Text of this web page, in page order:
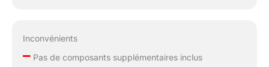
「Ensemble d'Archérie
Inconvénients
–Pas de composants supplémentaires inclus